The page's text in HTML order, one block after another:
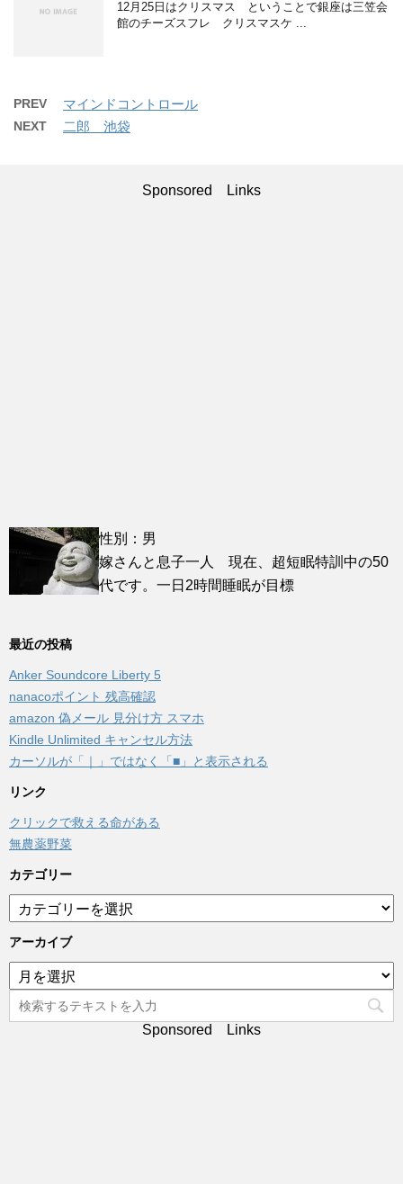
12月25日はクリスマス ということで銀座は三笠会
館のチーズスフレ クリスマスケ ...
PREV マインドコントロール
NEXT 二郎 池袋
Sponsored Links
性別：男
嫁さんと息子一人 現在、超短眠特訓中の50
代です。一日2時間睡眠が目標
最近の投稿
Anker Soundcore Liberty 5
nanacoポイント 残高確認
amazon 偽メール 見分け方 スマホ
Kindle Unlimited キャンセル方法
カーソルが「｜」ではなく「■」と表示される
リンク
クリックで救える命がある
無農薬野菜
カテゴリー
テ
ゴ
リ
ー
アーカイブ
ア
ー
カ
イ
Sponsored Links